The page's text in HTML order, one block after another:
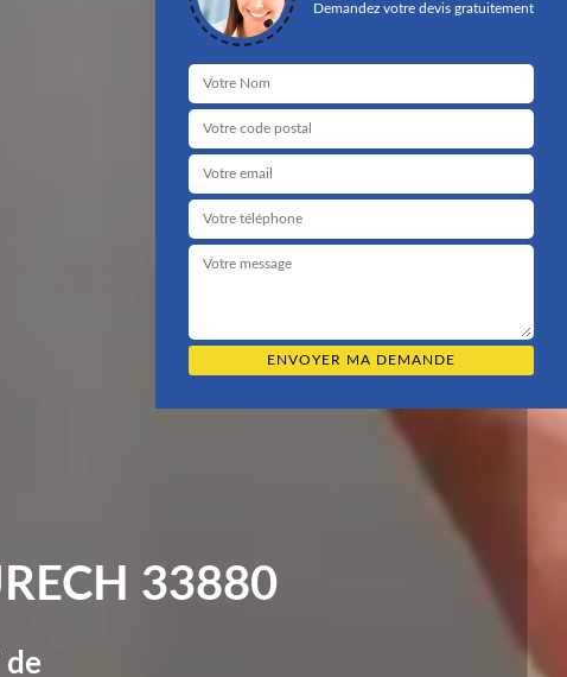
33880
Demandez votre devis gratuitement